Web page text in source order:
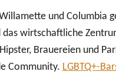
und Columbia
wirtschaftliche
Brauereien und
Community. LGBTQ+-